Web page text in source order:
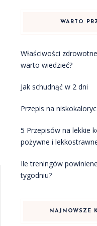
WARTO
Właściwości
warto wiedzieć?
Jak schudnąć w 2 dni
Przepis na
5 Przepisów na lekkie
pożywne i
Ile treningów
tygodniu?
NAJNOWSZE